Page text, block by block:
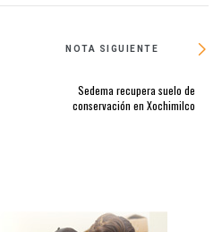
NOTA SIGUIENTE
Sedema recupera suelo de
conservación en Xochimilco